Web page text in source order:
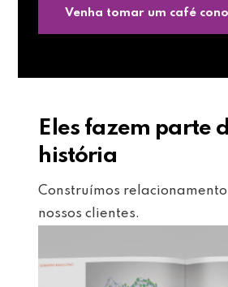
Venha tomar um café
Eles fazem parte
história
Construímos
nossos clientes.